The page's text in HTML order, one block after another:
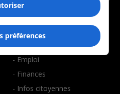
- Affaires
- Art de vivre
- Bien-être
- Emploi
- Finances
- Infos citoyennes
préférences